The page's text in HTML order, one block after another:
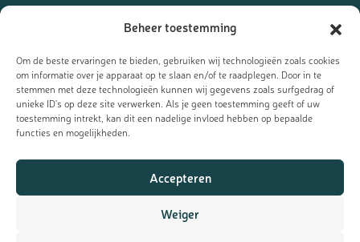
Beheer toestemming
Om de beste ervaringen te bieden, gebruiken wij technologieën zoals cookies
om informatie over je apparaat op te slaan en/of te raadplegen. Door in te
stemmen met deze technologieën kunnen wij gegevens zoals surfgedrag of
unieke ID's op deze site verwerken. Als je geen toestemming geeft of uw
toestemming intrekt, kan dit een nadelige invloed hebben op bepaalde
functies en mogelijkheden.
Accepteren
Weiger
123bedankt.nl is een onderdeel van
Meld je aan voor de nieuwsbrief
Ontvang de laatste updates, nieuws en aanbiedingen als eerst